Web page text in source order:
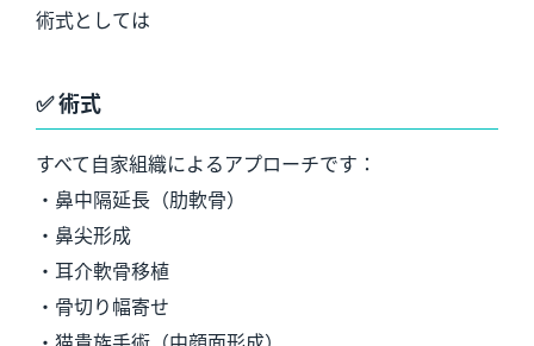
術式としては
✅術式
すべて自家組織によるアプローチです：
・鼻中隔延長（肋軟骨）
・鼻尖形成
・耳介軟骨移植
・骨切り幅寄せ